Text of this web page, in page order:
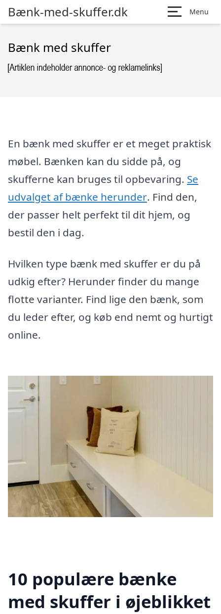
Bænk-med-skuffer.dk Menu
Bænk med skuffer
En bænk med skuffer er et meget praktisk
møbel. Bænken kan du sidde på, og
skufferne kan bruges til opbevaring. Se
udvalget af bænke herunder. Find den,
der passer helt perfekt til dit hjem, og
bestil den i dag.
Hvilken type bænk med skuffer er du på
udkig efter? Herunder finder du mange
flotte varianter. Find lige den bænk, som
du leder efter, og køb end nemt og hurtigt
online.
10 populære bænke
med skuffer i øjeblikket